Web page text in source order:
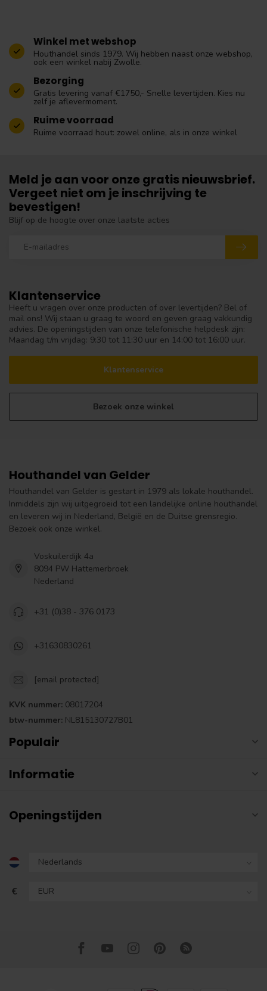
Winkel met webshop
Houthandel sinds 1979. Wij hebben naast onze webshop,
ook een winkel nabij Zwolle.
Bezorging
Gratis levering vanaf €1750,- Snelle levertijden. Kies nu
zelf je aflevermoment.
Ruime voorraad
Ruime voorraad hout: zowel online, als in onze winkel
Klantenservice
Heeft u vragen over onze producten of over levertijden? Bel of
mail ons! Wij staan u graag te woord en geven graag vakkundig
advies. De openingstijden van onze telefonische helpdesk zijn:
Maandag t/m vrijdag: 9:30 tot 11:30 uur en 14:00 tot 16:00 uur.
Klantenservice
Bezoek onze winkel
Meld je aan voor onze gratis nieuwsbrief.
Vergeet niet om je inschrijving te
bevestigen!
Blijf op de hoogte over onze laatste acties
Houthandel van Gelder
Houthandel van Gelder is gestart in 1979 als lokale houthandel.
Inmiddels zijn wij uitgegroeid tot een landelijke online houthandel
en leveren wij in Nederland, België en de Duitse grensregio.
Bezoek ook onze winkel.
Voskuilerdijk 4a
8094 PW Hattemerbroek
Nederland
+31 (0)38 - 376 0173
+31630830261
[email protected]
KVK nummer: 08017204
btw-nummer: NL815130727B01
Populair
Informatie
Openingstijden
€